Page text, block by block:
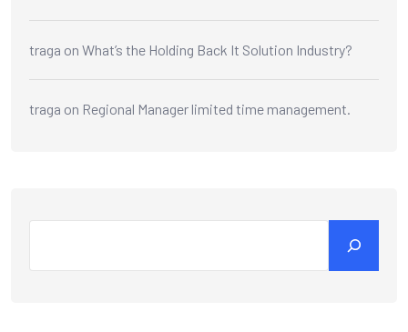
traga on What’s the Holding Back It Solution Industry?
traga on Regional Manager limited time management.